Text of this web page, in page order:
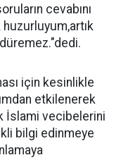
cevabını
için kesinlikle
etkilenerek
İslami vecibelerini
bilgi edinmeye